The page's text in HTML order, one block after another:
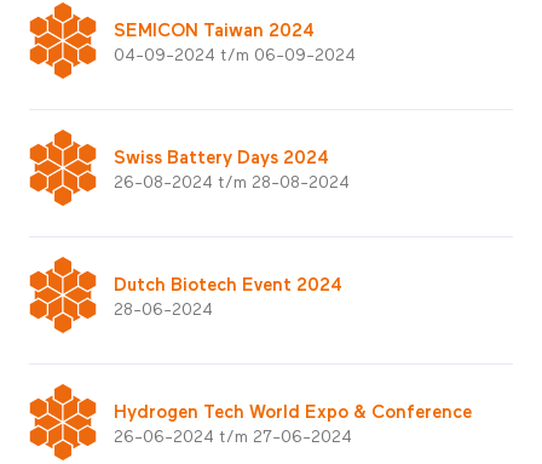
SEMICON Taiwan 2024
04-09-2024 t/m 06-09-2024
Swiss Battery Days 2024
26-08-2024 t/m 28-08-2024
Dutch Biotech Event 2024
28-06-2024
Hydrogen Tech World Expo & Conference
26-06-2024 t/m 27-06-2024